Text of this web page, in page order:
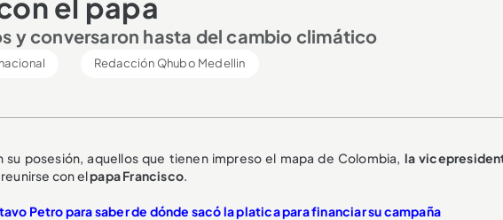
y conversaron hasta del cambio climático
Redacción Qhubo Medellin
posesión, aquellos que tienen impreso el mapa de Colombia, la
con elpapa Francisco.
Petro para saber de dónde sacó la platica para financiar su campaña